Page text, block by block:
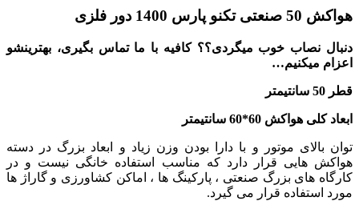
هواکش 50 صنعتی تکنو پارس 1400 دور فلزی
دنبال نصاب خوب میگردی؟؟ کافیه با ما تماس بگیری، بهترینشو
اعزام میکنیم…
قطر 50 سانتیمتر
ابعاد کلی هواکش 60*60 سانتیمتر
توان بالای موتور و با دارا بودن وزن زیاد و ابعاد بزرگ در دسته
هواکش هایی قرار دارد که مناسب استفاده خانگی نیست و در
کارگاه های بزرگ صنعتی ، پارکینگ ها ، اماکن کشاورزی و گاراژ ها
مورد استفاده قرار می گیرد.